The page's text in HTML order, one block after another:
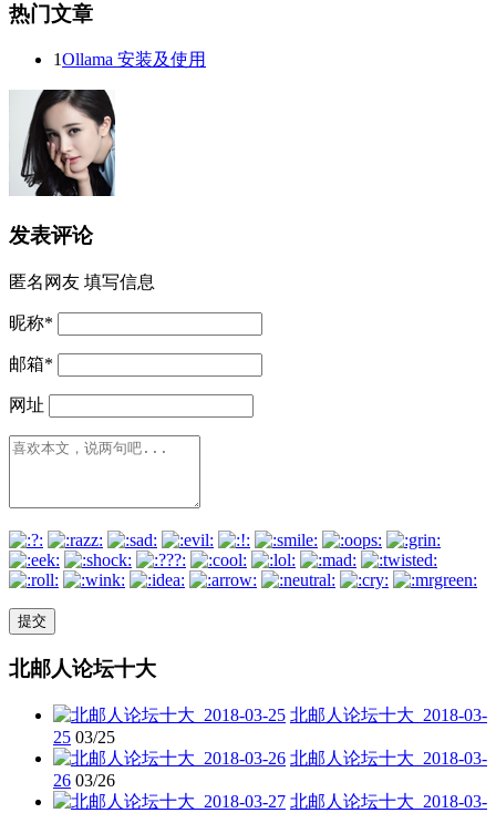
热门文章
1Ollama 安装及使用
发表评论
匿名网友 填写信息
昵称*
邮箱*
网址
北邮人论坛十大
北邮人论坛十大_2018-03-
25 03/25
北邮人论坛十大_2018-03-
26 03/26
北邮人论坛十大_2018-03-